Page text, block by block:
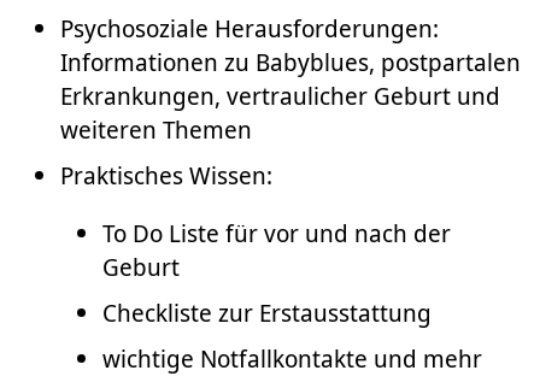
Psychosoziale Herausforderungen:
Informationen zu Babyblues, postpartalen
Erkrankungen, vertraulicher Geburt und
weiteren Themen
Praktisches Wissen:
To Do Liste für vor und nach der
Geburt
Checkliste zur Erstausstattung
wichtige Notfallkontakte und mehr